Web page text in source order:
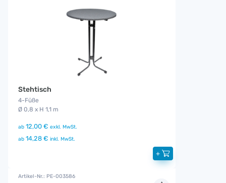
Stehtisch
4-Füße
Ø 0,8 x H 1,1 m
ab 12,00 € exkl. MwSt.
ab 14,28 € inkl. MwSt.
+
Artikel-Nr.: PE-003586